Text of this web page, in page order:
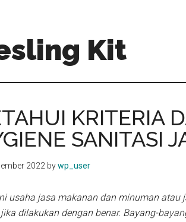
Kit
KRITERIA
SANITASI
2022 bywp_user
usaha jasa makanan dan minuman
dilakukan dengan benar. Bayang-